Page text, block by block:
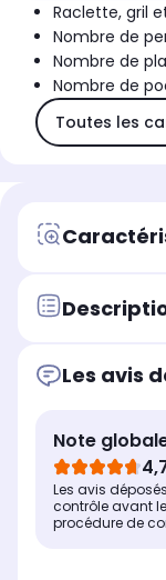
Raclette, gril
Nombre de
Nombre de
Nombre de
Toutes les
Les avis
Note
Les avis
contrôle avant
procédure de